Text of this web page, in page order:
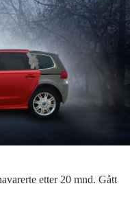
etter 20 mnd. Gått